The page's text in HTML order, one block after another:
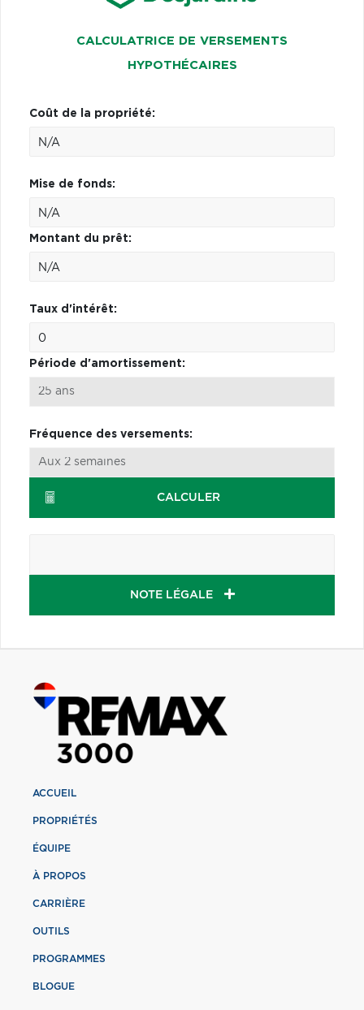
CALCULATRICE DE VERSEMENTS
HYPOTHÉCAIRES
Coût de la propriété:
Mise de fonds:
Montant du prêt:
Taux d'intérêt:
Période d'amortissement:
Fréquence des versements:
CALCULER
NOTE LÉGALE
ACCUEIL
PROPRIÉTÉS
ÉQUIPE
À PROPOS
CARRIÈRE
OUTILS
PROGRAMMES
BLOGUE